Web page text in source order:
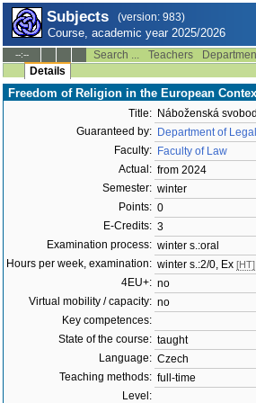
Subjects (version: 983)
Course, academic year 2025/2026
--:-- Search ... Teachers
Details
Freedom of Religion in the European
Title: Náboženská
Guaranteed by: Department of
Faculty: Faculty of Law
Actual: from 2024
Semester: winter
Points: 0
E-Credits: 3
Examination process: winter s.:oral
Hours per week, examination: winter s.:2/0, Ex [HT]
4EU+: no
Virtual mobility / capacity: no
Key competences:
State of the course: taught
Language: Czech
Teaching methods: full-time
Level: